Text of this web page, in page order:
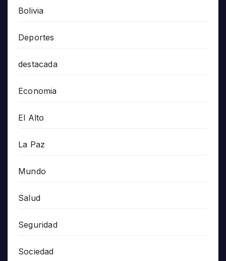
Bolivia
Deportes
destacada
Economia
El Alto
La Paz
Mundo
Salud
Seguridad
Sociedad